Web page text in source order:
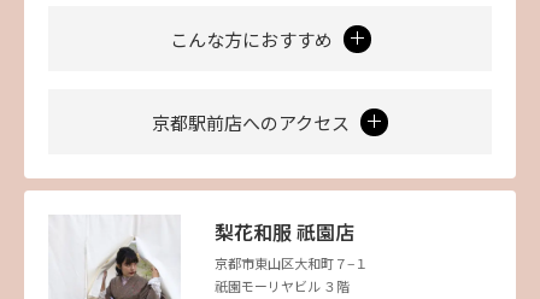
こんな方におすすめ
京都駅前店へのアクセス
梨花和服 祇園店
京都市東山区大和町７−１
祇園モーリヤビル ３階